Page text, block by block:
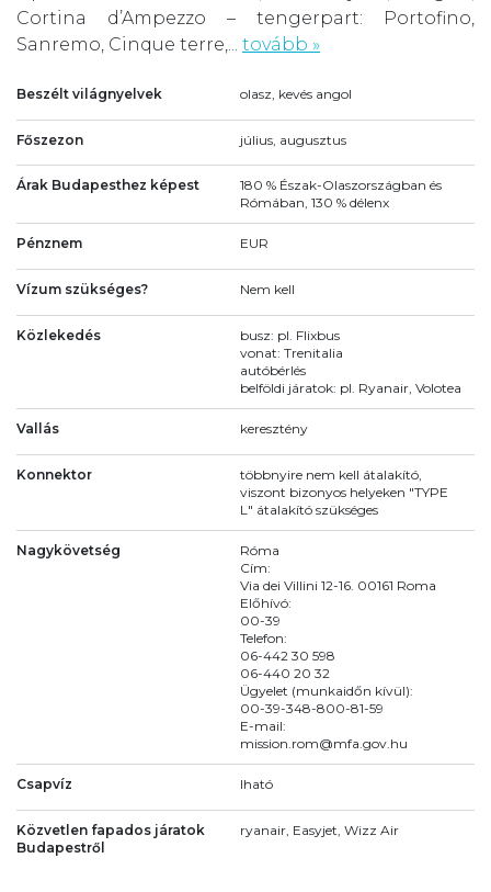
Cortina d’Ampezzo – tengerpart: Portofino,
Sanremo, Cinque terre,... tovább »
Beszélt világnyelvek olasz, kevés angol
Főszezon július, augusztus
Árak Budapesthez képest
180 % Észak-Olaszországban és
Rómában, 130 % délenx
Pénznem EUR
Vízum szükséges? Nem kell
Közlekedés
busz: pl. Flixbus
vonat: Trenitalia
autóbérlés
belföldi járatok: pl. Ryanair, Volotea
Vallás keresztény
Konnektor
többnyire nem kell átalakító,
viszont bizonyos helyeken "TYPE
L" átalakító szükséges
Nagykövetség
Róma
Cím:
Via dei Villini 12-16. 00161 Roma
Előhívó:
00-39
Telefon:
06-442 30 598
06-440 20 32
Ügyelet (munkaidőn kívül):
00-39-348-800-81-59
E-mail:
mission.rom@mfa.gov.hu
Csapvíz Iható
Közvetlen fapados járatok
Budapestről
ryanair, Easyjet, Wizz Air